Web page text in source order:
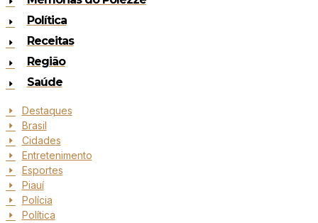
Política
Receitas
Região
Saúde
Destaques
Brasil
Cidades
Entretenimento
Esportes
Piauí
Polícia
Política